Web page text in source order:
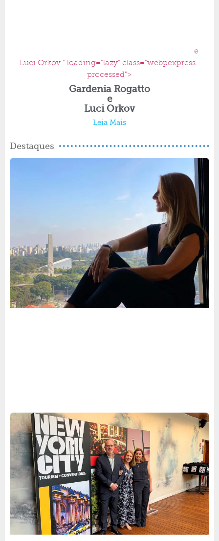
e
Luci Orkov " loading="lazy" class="webpexpress-
processed">
Gardenia Rogatto
e
Luci Orkov
Leia Mais
Destaques